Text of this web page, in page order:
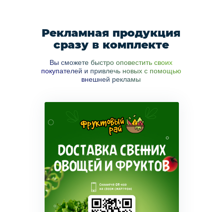
Рекламная продукция
сразу в комплекте
Вы сможете быстро оповестить своих
покупателей и привлечь новых с помощью
внешней рекламы